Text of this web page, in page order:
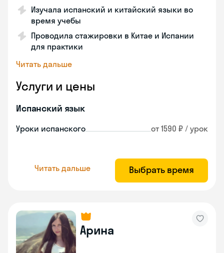
Изучала испанский и китайский языки во
время учебы
Проводила стажировки в Китае и Испании
для практики
Читать дальше
Услуги и цены
Испанский язык
Уроки испанского от 1590 ₽ / урок
Читать дальше Выбрать время
Арина